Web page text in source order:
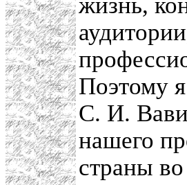
Поэтому
С. И.
нашего
страны